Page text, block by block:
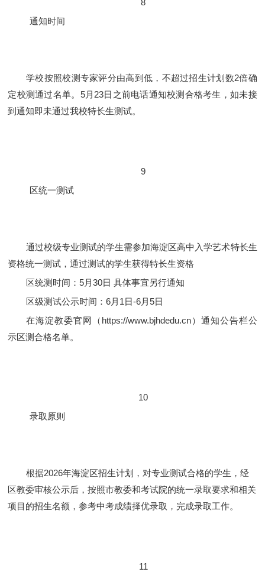
8
通知时间
学校按照校测专家评分由高到低，不超过招生计划数2倍确
定校测通过名单。5月23日之前电话通知校测合格考生，如未接
到通知即未通过我校特长生测试。
9
区统一测试
通过校级专业测试的学生需参加海淀区高中入学艺术特长生
资格统一测试，通过测试的学生获得特长生资格
区统测时间：5月30日 具体事宜另行通知
区级测试公示时间：6月1日-6月5日
在海淀教委官网（https://www.bjhdedu.cn）通知公告栏公
示区测合格名单。
10
录取原则
根据2026年海淀区招生计划，对专业测试合格的学生，经
区教委审核公示后，按照市教委和考试院的统一录取要求和相关
项目的招生名额，参考中考成绩择优录取，完成录取工作。
11